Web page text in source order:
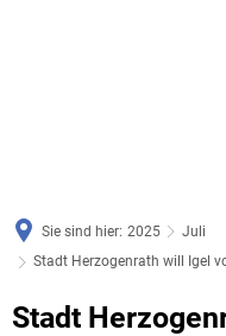
Sie sind hier: 2025
Juli
Stadt Herzogenrath will Igel
Stadt